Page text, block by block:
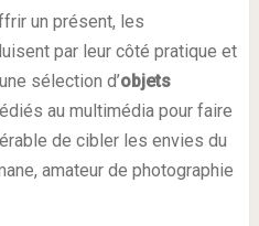
un présent, les
par leur côté pratique et
sélection d’objets
au multimédia pour faire
de cibler les envies du
amateur de photographie